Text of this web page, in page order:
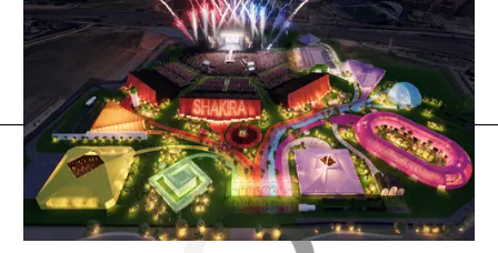
Amaia Bad Bunny
Flooxer Now » Música